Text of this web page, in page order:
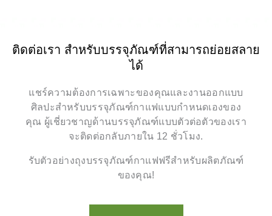
ติดต่อเรา สำหรับบรรจุภัณฑ์ที่สามารถย่อยสลาย
ได้
แชร์ความต้องการเฉพาะของคุณและงานออกแบบ
ศิลปะสำหรับบรรจุภัณฑ์กาแฟแบบกำหนดเองของ
คุณ ผู้เชี่ยวชาญด้านบรรจุภัณฑ์แบบตัวต่อตัวของเรา
จะติดต่อกลับภายใน 12 ชั่วโมง.
รับตัวอย่างถุงบรรจุภัณฑ์กาแฟฟรีสำหรับผลิตภัณฑ์
ของคุณ!